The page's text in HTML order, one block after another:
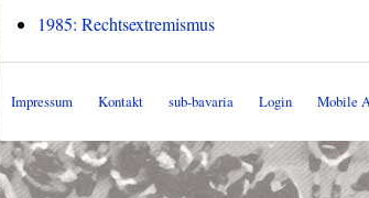
1985: Rechtsextremismus
Impressum Kontakt sub-bavaria Login Mobile